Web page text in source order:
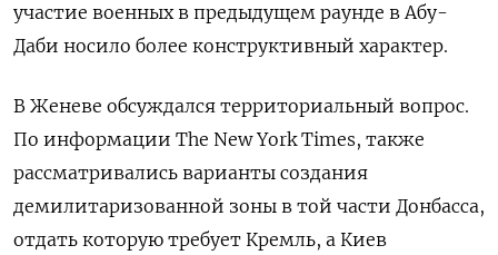
участие военных в предыдущем раунде в Абу-
Даби носило более конструктивный характер.
В Женеве обсуждался территориальный вопрос.
По информации The New York Times, также
рассматривались варианты создания
демилитаризованной зоны в той части Донбасса,
отдать которую требует Кремль, а Киев